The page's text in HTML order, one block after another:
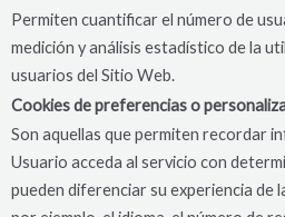
Permiten cuantificar el número de
medición y análisis estadístico de la
usuarios del Sitio Web.
Cookies de preferencias o
Son aquellas que permiten recordar
Usuario acceda al servicio con
pueden diferenciar su experiencia de